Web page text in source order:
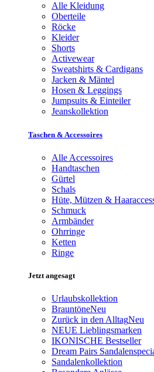
Alle Kleidung
Oberteile
Röcke
Kleider
Shorts
Activewear
Sweatshirts & Cardigans
Jacken & Mäntel
Hosen & Leggings
Jumpsuits & Einteiler
Jeanskollektion
Taschen & Accessoires
Alle Accessoires
Handtaschen
Gürtel
Schals
Hüte, Mützen &
Schmuck
Armbänder
Ohrringe
Ketten
Ringe
Jetzt angesagt
Urlaubskollektion
BrauntöneNeu
Zurück in den AlltagNeu
NEUE Lieblingsmarken
IKONISCHE Bestseller
Dream Pairs
Sandalenkollektion